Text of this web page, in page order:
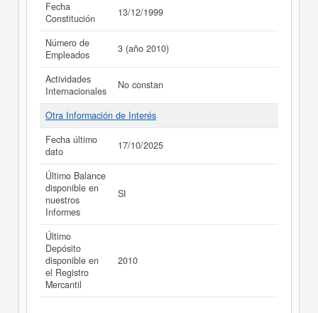
Fecha
Constitución
13/12/1999
Número de
Empleados
3 (año 2010)
Actividades
Internacionales
No constan
Otra Información de Interés
Fecha último
dato
17/10/2025
Último Balance
disponible en
nuestros
Informes
SI
Último
Depósito
disponible en
el Registro
Mercantil
2010